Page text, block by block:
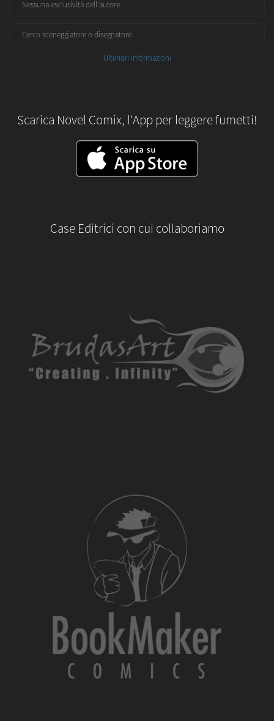
Nessuna esclusività dell'autore
Cerco sceneggiatore o disegnatore
Ulteriori informazioni
Scarica Novel Comix, l'App per leggere fumetti!
Case Editrici con cui collaboriamo